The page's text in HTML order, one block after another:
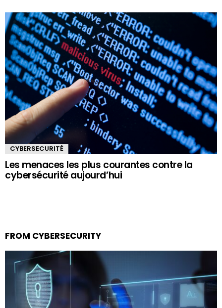
CYBERSECURITÉ
Les menaces les plus courantes contre la
cybersécurité aujourd’hui
FROM CYBERSECURITY